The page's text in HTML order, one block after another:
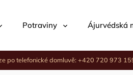
Potraviny Ájurvédská
po telefonické domluvě: +420 720 973